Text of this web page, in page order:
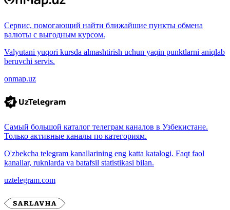
Сервис, помогающий найти ближайшие пункты обмена
валюты с выгодным курсом.
Valyutani yuqori kursda almashtirish uchun yaqin punktlarni aniqlab
beruvchi servis.
onmap.uz
Самый большой каталог телеграм каналов в Узбекистане.
Только активные каналы по категориям.
O'zbekcha telegram kanallarining eng katta katalogi. Faqt faol
kanallar, ruknlarda va batafsil statistikasi bilan.
uztelegram.com